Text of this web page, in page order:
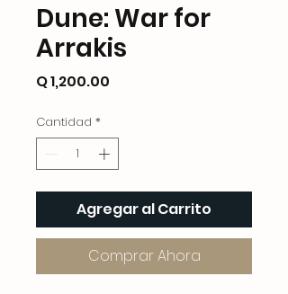
Dune: War for
Arrakis
Q 1,200.00
Cantidad *
Agregar al Carrito
Comprar Ahora